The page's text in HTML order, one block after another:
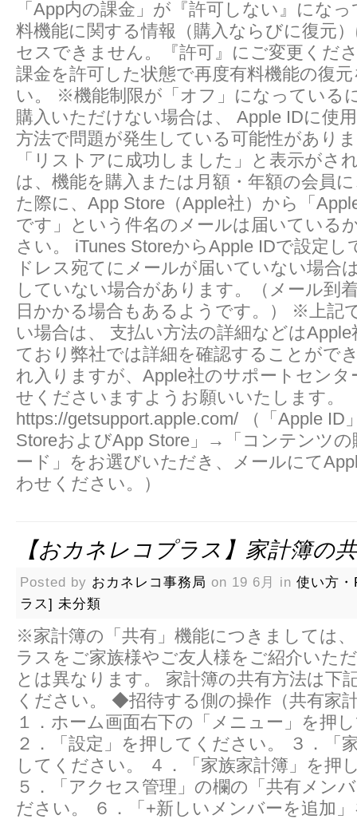
「App内の課金」が『許可しない』にな
料機能に関する情報（購入ならびに復元
セスできません。『許可』にご変更くだ
課金を許可した状態で再度有料機能の復
い。 ※機能制限が「オフ」になっている
購入いただけない場合は、 Apple IDに使
方法で問題が発生している可能性があり
「リストアに成功しました」と表示がさ
は、機能を購入または月額・年額の会員
た際に、App Store（Apple社）から「
です」という件名のメールは届いている
さい。 iTunes StoreからApple IDで設定
ドレス宛てにメールが届いていない場合
していない場合があります。（メール到
日かかる場合もあるようです。） ※上記
い場合は、 支払い方法の詳細などは
ており弊社では詳細を確認することがで
れ入りますが、Apple社のサポートセンタ
せくださいますようお願いいたします。
https://getsupport.apple.com/ （「Apple ID
StoreおよびApp Store」→「コンテンツ
ード」をお選びいただき、メールにて
わせください。）
【おカネレコプラス】家計簿の
Posted by おカネレコ事務局 on 19 6月 in 使い方
ラス] 未分類
※家計簿の「共有」機能につきましては
ラスをご家族様やご友人様をご紹介いた
とは異なります。 家計簿の共有方法は下
ください。 ◆招待する側の操作（共有家
１．ホーム画面右下の「メニュー」を押
２．「設定」を押してください。 ３．「
してください。 ４．「家族家計簿」を押
５．「アクセス管理」の欄の「共有メン
ださい。 ６．「+新しいメンバーを追加